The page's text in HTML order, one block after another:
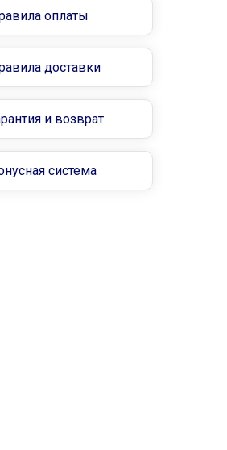
оплаты
доставки
и возврат
система